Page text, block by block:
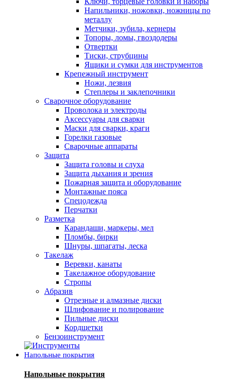
Напильники, ножовки, ножницы по
металлу
Метчики, зубила, кернеры
Топоры, ломы, гвоздодеры
Отвертки
Тиски, струбцины
Ящики и сумки для инструментов
Крепежный инструмент
Ножи, лезвия
Степлеры и заклепочники
Сварочное оборудование
Проволока и электроды
Аксессуары для сварки
Маски для сварки, краги
Горелки газовые
Сварочные аппараты
Защита
Защита головы и слуха
Защита дыхания и зрения
Пожарная защита и оборудование
Монтажные пояса
Спецодежда
Перчатки
Разметка
Карандаши, маркеры, мел
Пломбы, бирки
Шнуры, шпагаты, леска
Такелаж
Веревки, канаты
Такелажное оборудование
Стропы
Абразив
Отрезные и алмазные диски
Шлифование и полирование
Пильные диски
Кордщетки
Бензоинструмент
Напольные покрытия
Напольные покрытия